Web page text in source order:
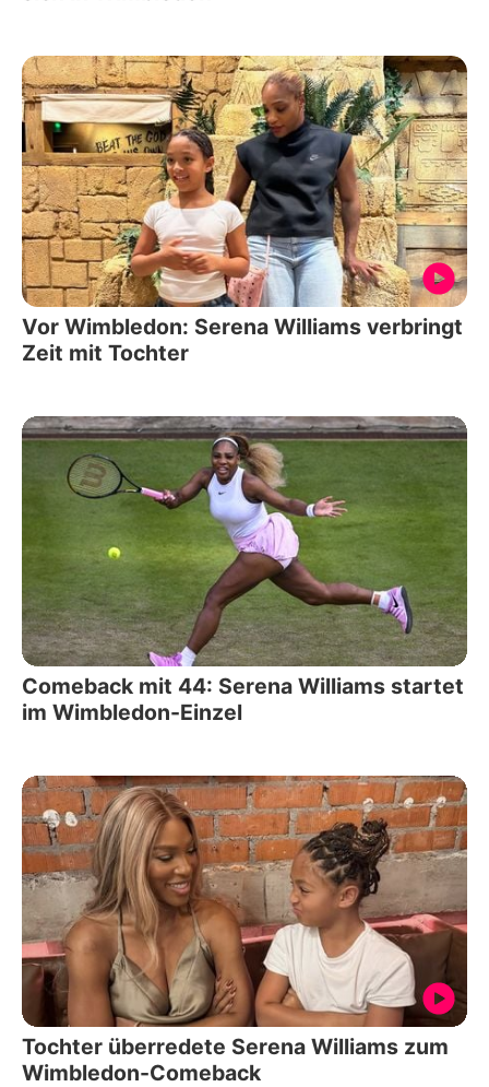
Vor Wimbledon: Serena Williams verbringt
Zeit mit Tochter
Comeback mit 44: Serena Williams startet
im Wimbledon-Einzel
Tochter überredete Serena Williams zum
Wimbledon-Comeback